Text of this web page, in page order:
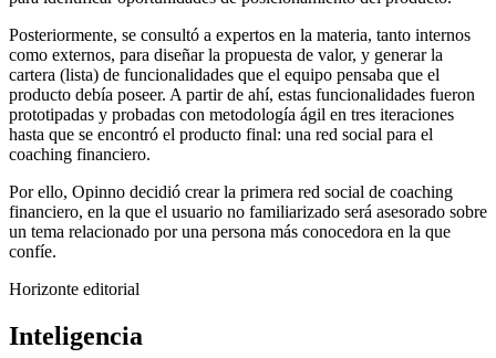
Posteriormente, se consultó a expertos en la materia, tanto internos
como externos, para diseñar la propuesta de valor, y generar la
cartera (lista) de funcionalidades que el equipo pensaba que el
producto debía poseer. A partir de ahí, estas funcionalidades fueron
prototipadas y probadas con metodología ágil en tres iteraciones
hasta que se encontró el producto final: una red social para el
coaching financiero.
Por ello, Opinno decidió crear la primera red social de coaching
financiero, en la que el usuario no familiarizado será asesorado sobre
un tema relacionado por una persona más conocedora en la que
confíe.
Horizonte editorial
Inteligencia